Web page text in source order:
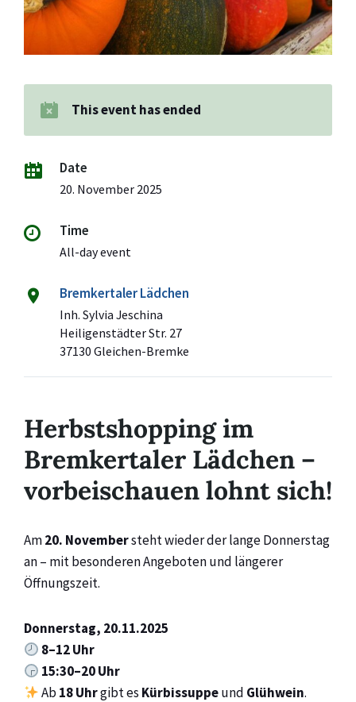
This event has ended
Date
20. November 2025
Time
All-day event
Bremkertaler Lädchen
Inh. Sylvia Jeschina
Heiligenstädter Str. 27
37130 Gleichen-Bremke
Herbstshopping im
Bremkertaler Lädchen –
vorbeischauen lohnt sich!
Am20. Novembersteht wieder der lange Donnerstag
an – mit besonderen Angeboten und längerer
Öffnungszeit.
Donnerstag, 20.11.2025
8–12 Uhr
15:30–20 Uhr
Ab 18 Uhrgibt es Kürbissuppeund Glühwein.